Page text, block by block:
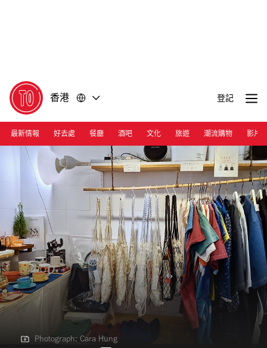
香港 登記
最新情報 好去處 餐廳 酒吧 文化 旅遊 潮流購物 影片
Photograph: Cara Hung